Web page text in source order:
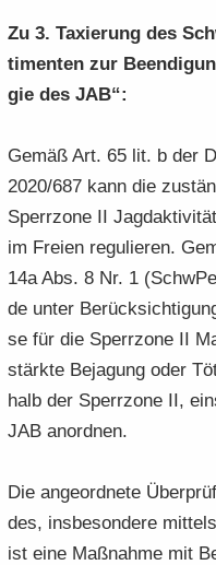
Zu 3. Ta­xie­rung des
ti­men­ten zur
gie des JAB“:
Gemäß Art. 65 lit. b der
2020/687 kann die
Sperr­zo­ne II
im Frei­en re­gu­lie­ren.
14a Abs. 8 Nr. 1
de unter
se für die Sperr­zo­ne II
stärk­te Be­ja­gung oder
halb der Sperr­zo­ne II,
JAB an­ord­nen.
Die an­ge­ord­ne­te
des, ins­be­son­de­re
ist eine Maß­nah­me mit